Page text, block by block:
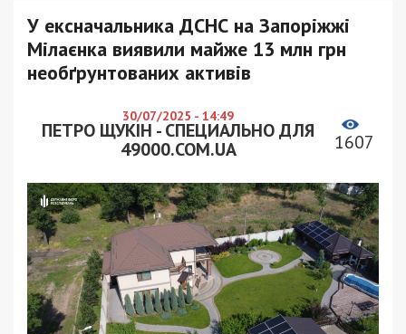
У ексначальника ДСНС на Запоріжжі
Мілаєнка виявили майже 13 млн грн
необґрунтованих активів
30/07/2025 - 14:49
ПЕТРО ЩУКІН - СПЕЦИАЛЬНО ДЛЯ
49000.COM.UA
1607